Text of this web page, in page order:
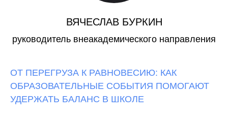
ВЯЧЕСЛАВ БУРКИН
руководитель внеакадемического направления
ОТ ПЕРЕГРУЗА К РАВНОВЕСИЮ: КАК
ОБРАЗОВАТЕЛЬНЫЕ СОБЫТИЯ ПОМОГАЮТ
УДЕРЖАТЬ БАЛАНС В ШКОЛЕ